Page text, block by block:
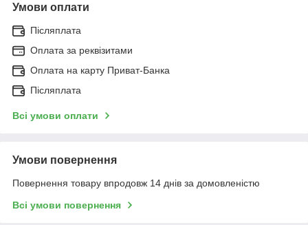
Умови оплати
Післяплата
Оплата за реквізитами
Оплата на карту Приват-Банка
Післяплата
Всі умови оплати
Умови повернення
Повернення товару впродовж 14 днів за домовленістю
Всі умови повернення